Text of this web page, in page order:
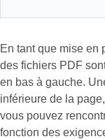
En tant que mise en
des fichiers PDF
en bas à gauche.
inférieure de la
vous pouvez
fonction des